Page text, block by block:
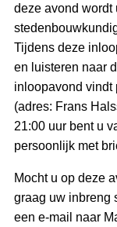
deze avond wordt
Tijdens deze
en luisteren naar
inloopavond vindt
(adres: Frans
21:00 uur bent u
persoonlijk met
Mocht u op deze
graag uw inbreng
een e-mail naar